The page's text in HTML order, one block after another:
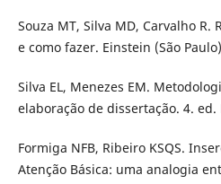
Souza MT, Silva MD, Carvalho
e como fazer. Einstein (São
Silva EL, Menezes EM.
elaboração de dissertação. 4. ed.
Formiga NFB, Ribeiro KSQS.
Atenção Básica: uma analogia